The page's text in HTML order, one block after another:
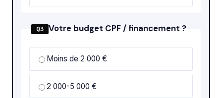
Q3 Votre budget CPF / financement ?
Moins de 2 000 €
2 000-5 000 €